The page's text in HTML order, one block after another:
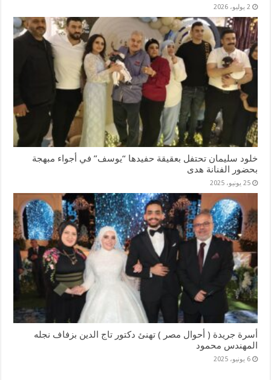
2 يوليو، 2026
خلود سليمان تحتفل بعقيقة حفيدها “يوسف” في أجواء مبهجة
بحضور الفنانة هدى
25 يونيو، 2025
أسرة جريدة ( أحوال مصر ) تهنئ دكتور تاج الدين بزفاف نجله
المهندس محمود
6 يونيو، 2025